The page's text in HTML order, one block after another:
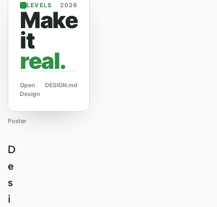
LEVELS 2026
Make
it
real.
Open
Design
DESIGN.md
Poster
D
e
s
i